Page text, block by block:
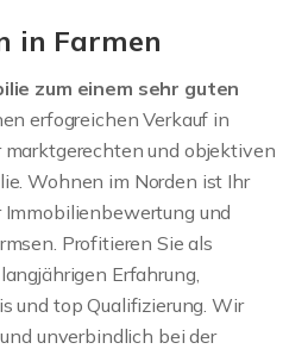
in Farmen
zum einem sehr guten
erfogreichen Verkauf in
marktgerechten und objektiven
Wohnen im Norden ist Ihr
und
Profitieren Sie als
Erfahrung,
und top Qualifizierung. Wir
unverbindlich bei der